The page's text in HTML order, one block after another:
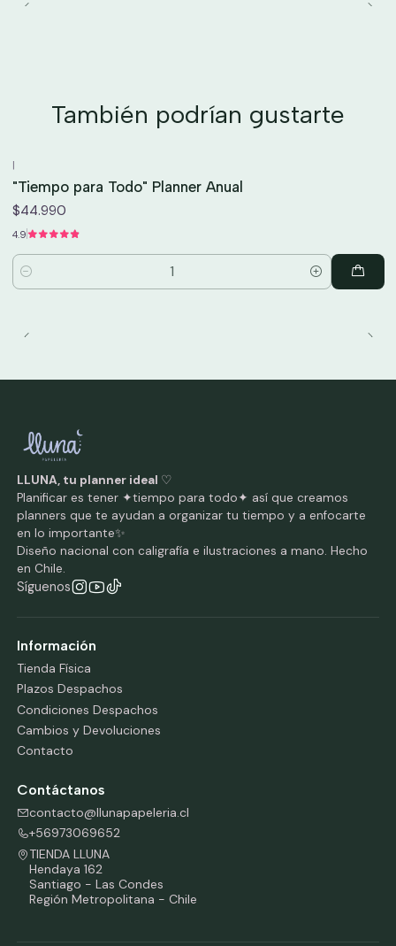
También podrían gustarte
|
"Tiempo para Todo" Planner Anual
$44.990
4.9
Cantidad
LLUNA, tu planner ideal ♡
Planificar es tener ✦tiempo para todo✦ así que creamos
planners que te ayudan a organizar tu tiempo y a enfocarte
en lo importante✨
Diseño nacional con caligrafía e ilustraciones a mano. Hecho
en Chile.
Síguenos
Información
Tienda Física
Plazos Despachos
Condiciones Despachos
Cambios y Devoluciones
Contacto
Contáctanos
contacto@llunapapeleria.cl
+56973069652
TIENDA LLUNA
Hendaya 162
Santiago - Las Condes
Región Metropolitana - Chile